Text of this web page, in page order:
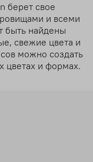
берет свое
и всеми
быть найдены
свежие цвета и
можно создать
цветах и формах.